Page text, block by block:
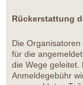
Rückerstattung
Die
für die
die Wege geleitet.
Anmeldegebühr